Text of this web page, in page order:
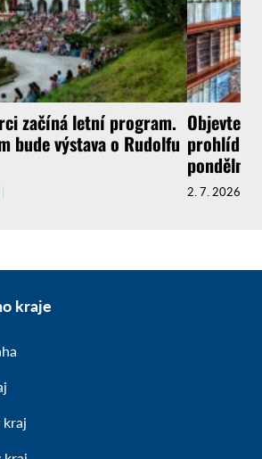
začíná letní program.
bude výstava o Rudolfu
Objevte
pondělní
2. 7. 2026
kraje
kraj